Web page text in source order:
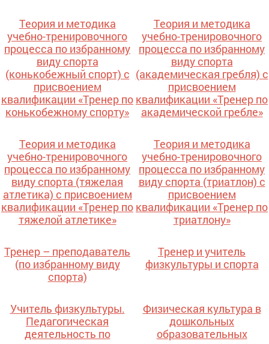
Теория и методика
учебно-тренировочного
процесса по избранному
виду спорта
(конькобежный спорт) с
присвоением
квалификации «Тренер по
конькобежному спорту»
Теория и методика
учебно-тренировочного
процесса по избранному
виду спорта
(академическая гребля) с
присвоением
квалификации «Тренер по
академической гребле»
Теория и методика
учебно-тренировочного
процесса по избранному
виду спорта (тяжелая
атлетика) с присвоением
квалификации «Тренер по
тяжелой атлетике»
Теория и методика
учебно-тренировочного
процесса по избранному
виду спорта (триатлон) с
присвоением
квалификации «Тренер по
триатлону»
Тренер – преподаватель
(по избранному виду
спорта)
Тренер и учитель
физкультуры и спорта
Учитель физкультуры.
Педагогическая
деятельность по
Физическая культура в
дошкольных
образовательных